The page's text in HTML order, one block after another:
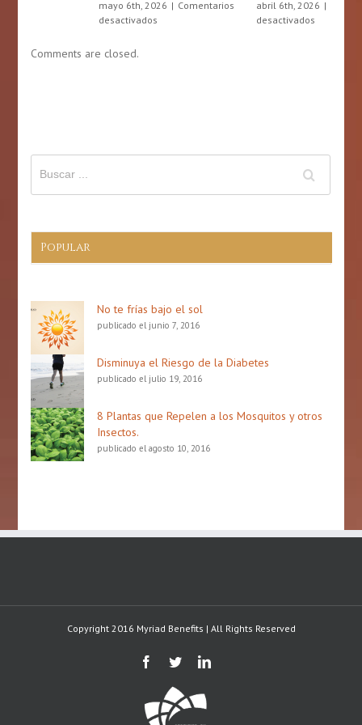
| Comentarios
en
de
Ciencia
Comments are closed.
Popular
No te frías bajo el sol
publicado el junio 7, 2016
Disminuya el Riesgo de la Diabetes
publicado el julio 19, 2016
8 Plantas que Repelen a los Mosquitos y otros
Insectos.
publicado el agosto 10, 2016
Copyright 2016 Myriad Benefits | All Rights Reserved